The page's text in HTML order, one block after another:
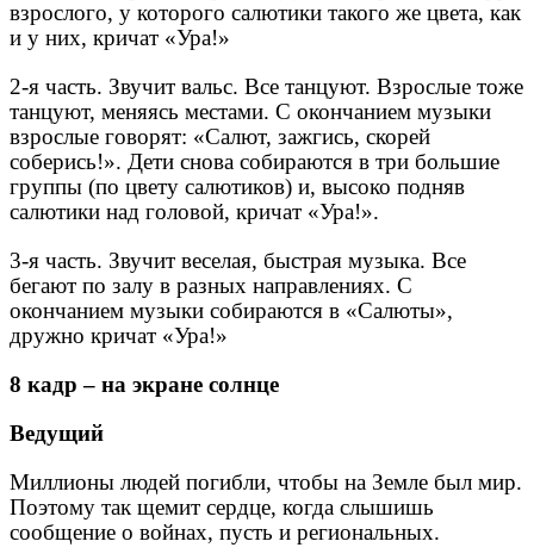
взрослого, у которого салютики такого же цвета, как
и у них, кричат «Ура!»
2-я часть. Звучит вальс. Все танцуют. Взрослые тоже
танцуют, меняясь местами. С окончанием музыки
взрослые говорят: «Салют, зажгись, скорей
соберись!». Дети снова собираются в три большие
группы (по цвету салютиков) и, высоко подняв
салютики над головой, кричат «Ура!».
3-я часть. Звучит веселая, быстрая музыка. Все
бегают по залу в разных направлениях. С
окончанием музыки собираются в «Салюты»,
дружно кричат «Ура!»
8 кадр – на экране солнце
Ведущий
Миллионы людей погибли, чтобы на Земле был мир.
Поэтому так щемит сердце, когда слышишь
сообщение о войнах, пусть и региональных.